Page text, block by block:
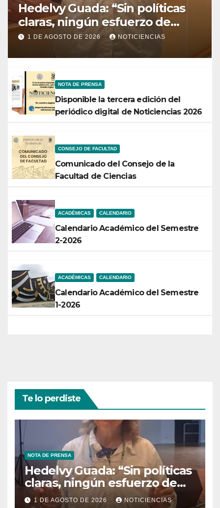
Hedelvy Guada: “Sin políticas
claras, ningún esfuerzo de
conservación rendirá frutos”
1 DE AGOSTO DE 2026 NOTICIENCIAS
NOTA DE PRENSA
Disponible la tercera edición del
periódico digital de Noticiencias 2026
CONSEJO DE FACULTAD
Comunicado del Consejo de la
Facultad de Ciencias
ACADÉMICAS CALENDARIO
Calendario Académico del Semestre
2-2026
ACADÉMICAS CALENDARIO
Calendario Académico del Semestre
1-2026
Te lo perdiste
NOTA DE PRENSA
Hedelvy Guada: “Sin políticas
claras, ningún esfuerzo de
conservación rendirá frutos”
1 DE AGOSTO DE 2026 NOTICIENCIAS